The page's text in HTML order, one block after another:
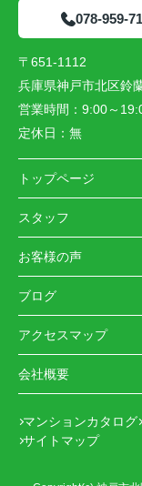
078-959-
〒651-1112
兵庫県神戸市北区鈴
営業時間： 9:00～
定休日： 無
トップページ
スタッフ
お客様の声
ブログ
アクセスマップ
会社概要
マンションカタログ
サイトマップ